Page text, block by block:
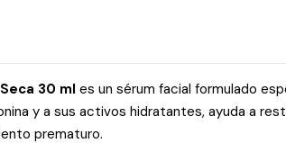
30 ml es un sérum facial formulado
y a sus activos hidratantes, ayuda a
prematuro.